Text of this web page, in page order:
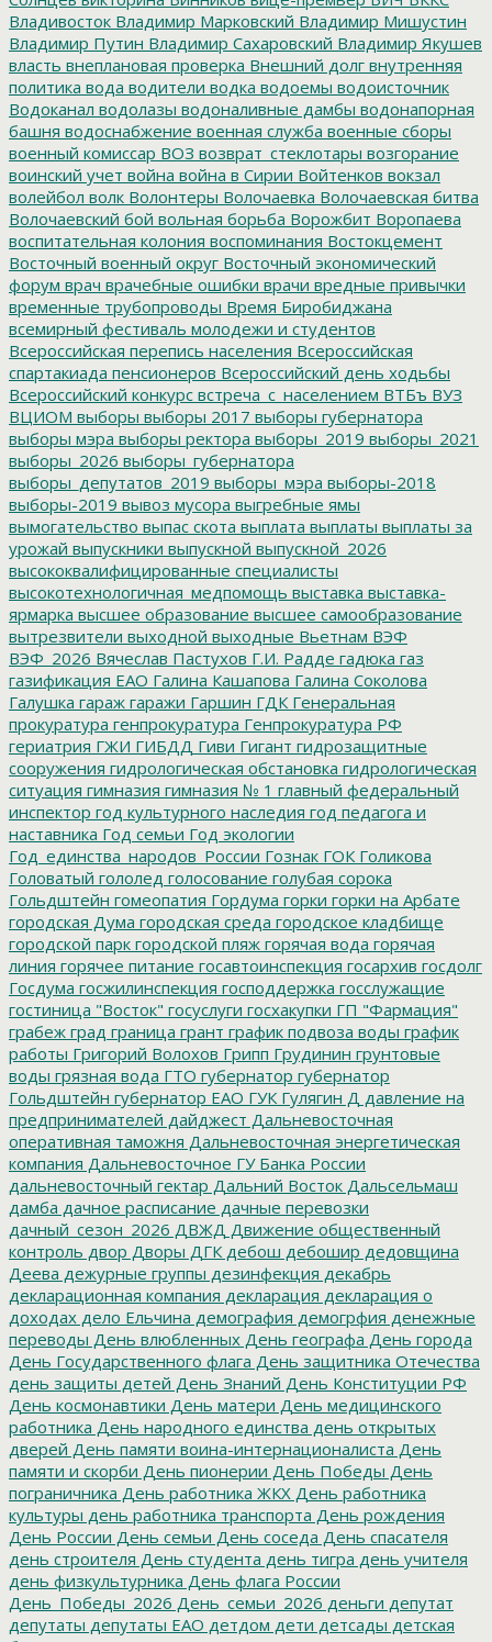
Владивосток Владимир Марковский Владимир Мишустин
Владимир Путин Владимир Сахаровский Владимир Якушев
власть внеплановая проверка Внешний долг внутренняя
политика вода водители водка водоемы водоисточник
Водоканал водолазы водоналивные дамбы водонапорная
башня водоснабжение военная служба военные сборы
военный комиссар ВОЗ возврат_стеклотары возгорание
воинский учет война война в Сирии Войтенков вокзал
волейбол волк Волонтеры Волочаевка Волочаевская битва
Волочаевский бой вольная борьба Ворожбит Воропаева
воспитательная колония воспоминания Востокцемент
Восточный военный округ Восточный экономический
форум врач врачебные ошибки врачи вредные привычки
временные трубопроводы Время Биробиджана
всемирный фестиваль молодежи и студентов
Всероссийская перепись населения Всероссийская
спартакиада пенсионеров Всероссийский день ходьбы
Всероссийский конкурс встреча_с_населением ВТБъ ВУЗ
ВЦИОМ выборы выборы 2017 выборы губернатора
выборы мэра выборы ректора выборы_2019 выборы_2021
выборы_2026 выборы_губернатора
выборы_депутатов_2019 выборы_мэра выборы-2018
выборы-2019 вывоз мусора выгребные ямы
вымогательство выпас скота выплата выплаты выплаты за
урожай выпускники выпускной выпускной_2026
высококвалифицированные специалисты
высокотехнологичная_медпомощь выставка выставка-
ярмарка высшее образование высшее самообразование
вытрезвители выходной выходные Вьетнам ВЭФ
ВЭФ_2026 Вячеслав Пастухов Г.И. Радде гадюка газ
газификация ЕАО Галина Кашапова Галина Соколова
Галушка гараж гаражи Гаршин ГДК Генеральная
прокуратура генпрокуратура Генпрокуратура РФ
гериатрия ГЖИ ГИБДД Гиви Гигант гидрозащитные
сооружения гидрологическая обстановка гидрологическая
ситуация гимназия гимназия № 1 главный федеральный
инспектор год культурного наследия год педагога и
наставника Год семьи Год экологии
Год_единства_народов_России Гознак ГОК Голикова
Головатый гололед голосование голубая сорока
Гольдштейн гомеопатия Гордума горки горки на Арбате
городская Дума городская среда городское кладбище
городской парк городской пляж горячая вода горячая
линия горячее питание госавтоинспекция госархив госдолг
Госдума госжилинспекция господдержка госслужащие
гостиница "Восток" госуслуги госхакупки ГП "Фармация"
грабеж град граница грант график подвоза воды график
работы Григорий Волохов Грипп Грудинин грунтовые
воды грязная вода ГТО губернатор губернатор
Гольдштейн губернатор ЕАО ГУК Гулягин Д давление на
предпринимателей дайджест Дальневосточная
оперативная таможня Дальневосточная энергетическая
компания Дальневосточное ГУ Банка России
дальневосточный гектар Дальний Восток Дальсельмаш
дамба дачное расписание дачные перевозки
дачный_сезон_2026 ДВЖД Движение общественный
контроль двор Дворы ДГК дебош дебошир дедовщина
Деева дежурные группы дезинфекция декабрь
декларационная компания декларация декларация о
доходах дело Ельчина демография демогрфия денежные
переводы День влюбленных День географа День города
День Государственного флага День защитника Отечества
день защиты детей День Знаний День Конституции РФ
День космонавтики День матери День медицинского
работника День народного единства день открытых
дверей День памяти воина-интернационалиста День
памяти и скорби День пионерии День Победы День
пограничника День работника ЖКХ День работника
культуры день работника транспорта День рождения
День России День семьи День соседа День спасателя
день строителя День студента день тигра день учителя
день физкультурника День флага России
День_Победы_2026 День_семьи_2026 деньги депутат
депутаты депутаты ЕАО детдом дети детсады детская